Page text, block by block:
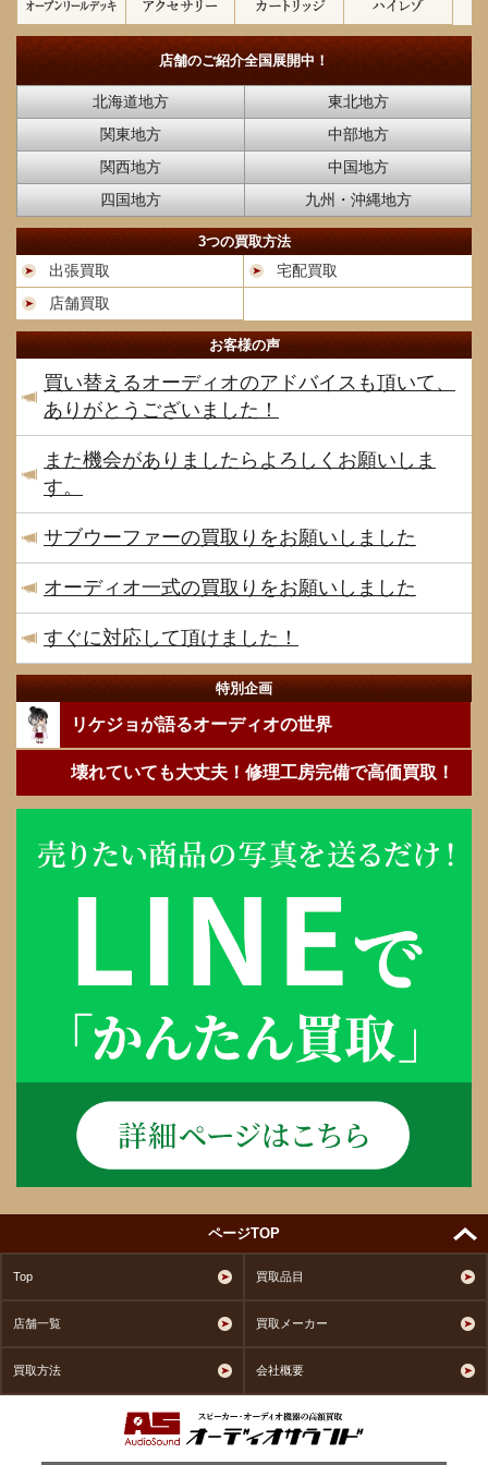
店舗のご紹介全国展開中！
北海道地方
東北地方
関東地方
中部地方
関西地方
中国地方
四国地方
九州・沖縄地方
3つの買取方法
出張買取
宅配買取
店舗買取
お客様の声
買い替えるオーディオのアドバイスも頂いて、
ありがとうございました！
また機会がありましたらよろしくお願いしま
す。
サブウーファーの買取りをお願いしました
オーディオ一式の買取りをお願いしました
すぐに対応して頂けました！
特別企画
リケジョが語るオーディオの世界
壊れていても大丈夫！修理工房完備で高価買取！
ページTOP
Top 買取品目
店舗一覧 買取メーカー
買取方法 会社概要